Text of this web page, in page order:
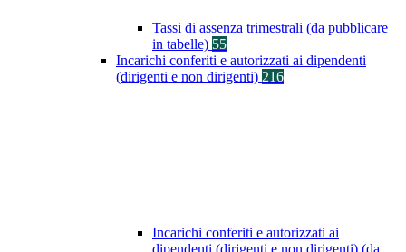
Tassi di assenza trimestrali (da pubblicare
in tabelle) 55
Incarichi conferiti e autorizzati ai dipendenti
(dirigenti e non dirigenti) 216
Incarichi conferiti e autorizzati ai